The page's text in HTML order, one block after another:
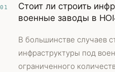
01
Стоит ли строить
военные заводы в
В большинстве случаев
инфраструктуры под
ограниченного